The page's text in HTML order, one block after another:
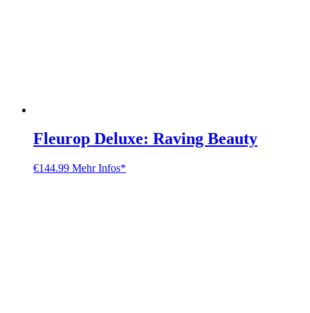
Fleurop Deluxe: Raving Beauty
€144.99 Mehr Infos*